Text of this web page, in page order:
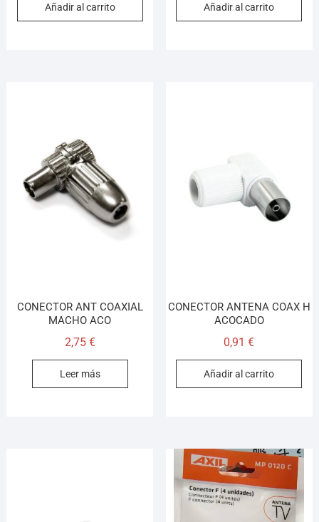
Añadir al carrito Añadir al carrito
CONECTOR ANT COAXIAL
MACHO ACO
2,75 €
Leer más
CONECTOR ANTENA COAX H
ACOCADO
0,91€
Añadir al carrito